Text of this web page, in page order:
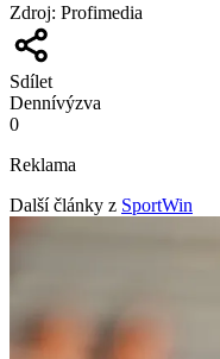
Zdroj: Profimedia
Sdílet
Dennívýzva
0
Reklama
Další články z SportWin